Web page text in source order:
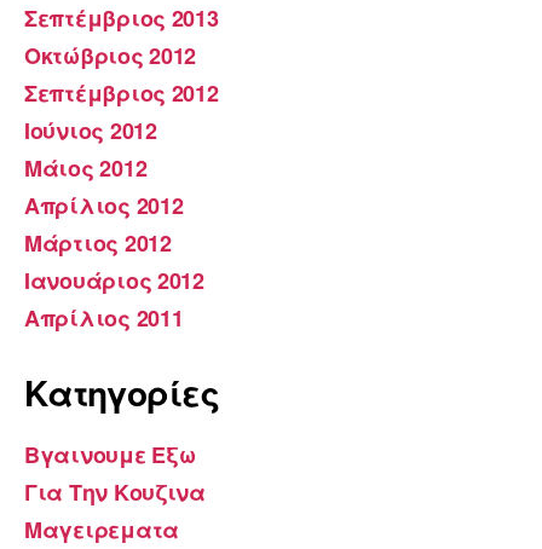
Σεπτέμβριος 2013
Οκτώβριος 2012
Σεπτέμβριος 2012
Ιούνιος 2012
Μάιος 2012
Απρίλιος 2012
Μάρτιος 2012
Ιανουάριος 2012
Απρίλιος 2011
Kατηγορίες
Βγαινουμε Εξω
Για Την Κουζινα
Μαγειρεματα